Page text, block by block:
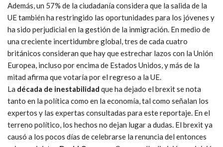
Además, un 57% de la ciudadanía considera que la salida de la
UE también ha restringido las oportunidades para los jóvenes y
ha sido perjudicial en la gestión de la inmigración. En medio de
una creciente incertidumbre global, tres de cada cuatro
británicos consideran que hay que estrechar lazos con la Unión
Europea, incluso por encima de Estados Unidos, ymás de la
mitad afirma que votaría por el regreso a la UE.
La década de inestabilidad que ha dejado el brexit se nota
tanto en la política como en la economía, tal como señalan los
expertos y las expertas consultadas para este reportaje. En el
terreno político, los hechos no dejan lugar a dudas. El brexit ya
causó a los pocos días de celebrarse la renuncia del entonces